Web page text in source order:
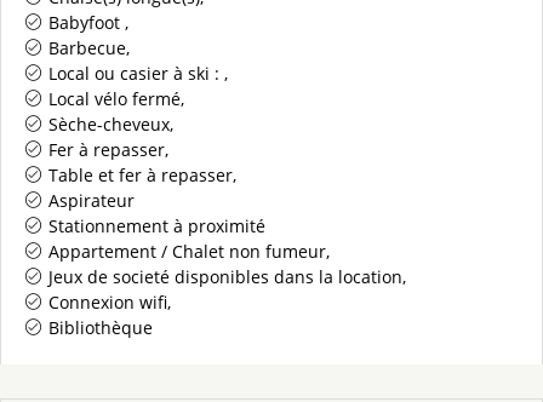
Babyfoot
Barbecue
Local ou casier à ski :
Local vélo fermé
Sèche-cheveux
Fer à repasser
Table et fer à repasser
Aspirateur
Stationnement à proximité
Appartement / Chalet non fumeur
Jeux de societé disponibles dans la location
Connexion wifi
Bibliothèque